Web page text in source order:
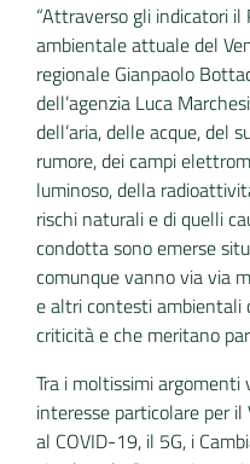
“Attraverso gli indicatori
ambientale attuale del
regionale Gianpaolo
dell’agenzia Luca
dell’aria, delle acque, del
rumore, dei campi
luminoso, della
rischi naturali e di quelli
condotta sono emerse
comunque vanno via via
e altri contesti ambientali
criticità e che meritano
Tra i moltissimi
interesse particolare per
al COVID-19, il 5G, i